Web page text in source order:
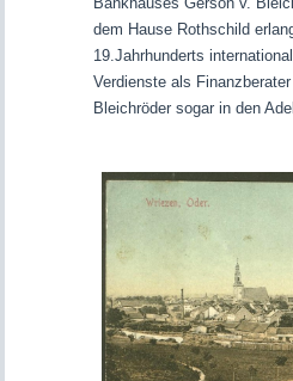
dem Hause Rothschild
19.Jahrhunderts
Verdienste als
Bleichröder sogar in den